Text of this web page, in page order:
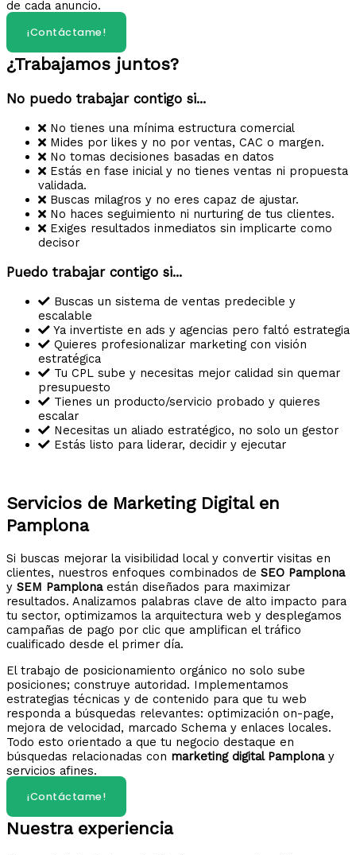
de cada anuncio.​
¡Contáctame!
¿Trabajamos juntos?
No puedo trabajar contigo si...
No tienes una mínima estructura comercial
Mides por likes y no por ventas, CAC o margen.
No tomas decisiones basadas en datos
Estás en fase inicial y no tienes ventas ni propuesta
validada.
Buscas milagros y no eres capaz de ajustar.
No haces seguimiento ni nurturing de tus clientes.
Exiges resultados inmediatos sin implicarte como
decisor
Puedo trabajar contigo si...
Buscas un sistema de ventas predecible y
escalable
Ya invertiste en ads y agencias pero faltó estrategia
Quieres profesionalizar marketing con visión
estratégica
Tu CPL sube y necesitas mejor calidad sin quemar
presupuesto
Tienes un producto/servicio probado y quieres
escalar
Necesitas un aliado estratégico, no solo un gestor
Estás listo para liderar, decidir y ejecutar
Servicios de Marketing Digital en
Pamplona
Si buscas mejorar la visibilidad local y convertir visitas en
clientes, nuestros enfoques combinados de SEO Pamplona
y SEM Pamplonaestán diseñados para maximizar
resultados. Analizamos palabras clave de alto impacto para
tu sector, optimizamos la arquitectura web y desplegamos
campañas de pago por clic que amplifican el tráfico
cualificado desde el primer día.
El trabajo de posicionamiento orgánico no solo sube
posiciones; construye autoridad. Implementamos
estrategias técnicas y de contenido para que tu web
responda a búsquedas relevantes: optimización on-page,
mejora de velocidad, marcado Schema y enlaces locales.
Todo esto orientado a que tu negocio destaque en
búsquedas relacionadas con marketing digital Pamplonay
servicios afines.
¡Contáctame!
Nuestra experiencia